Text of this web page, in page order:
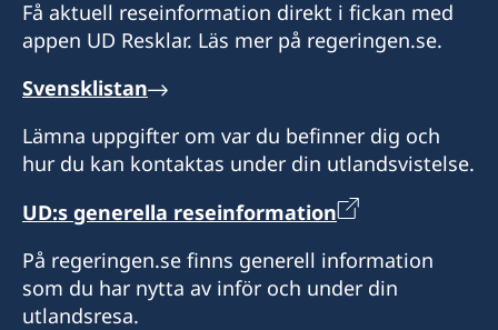
Få aktuell reseinformation direkt i fickan med
appen UD Resklar. Läs mer på regeringen.se.
Svensklistan
Lämna uppgifter om var du befinner dig och
hur du kan kontaktas under din utlandsvistelse.
UD:s generella reseinformation
På regeringen.se finns generell information
som du har nytta av inför och under din
utlandsresa.